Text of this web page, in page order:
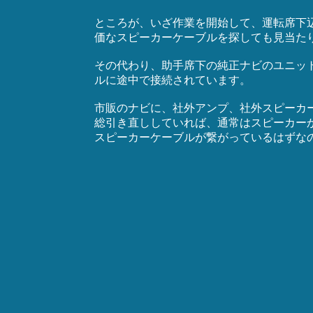
ところが、いざ作業を開始して、運転席
価なスピーカーケーブルを探しても見当た
その代わり、助手席下の純正ナビのユニ
ルに途中で接続されています。
市販のナビに、社外アンプ、社外スピー
総引き直ししていれば、通常はスピーカ
スピーカーケーブルが繋がっているはずな